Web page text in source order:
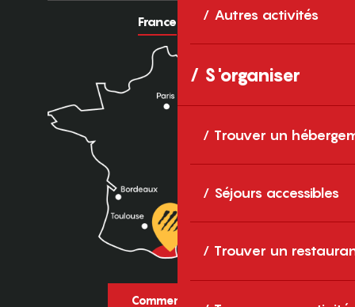
Autres activités
S'organiser
Trouver un
Séjours accessibles
Trouver un
France Europe
Comment venir ?